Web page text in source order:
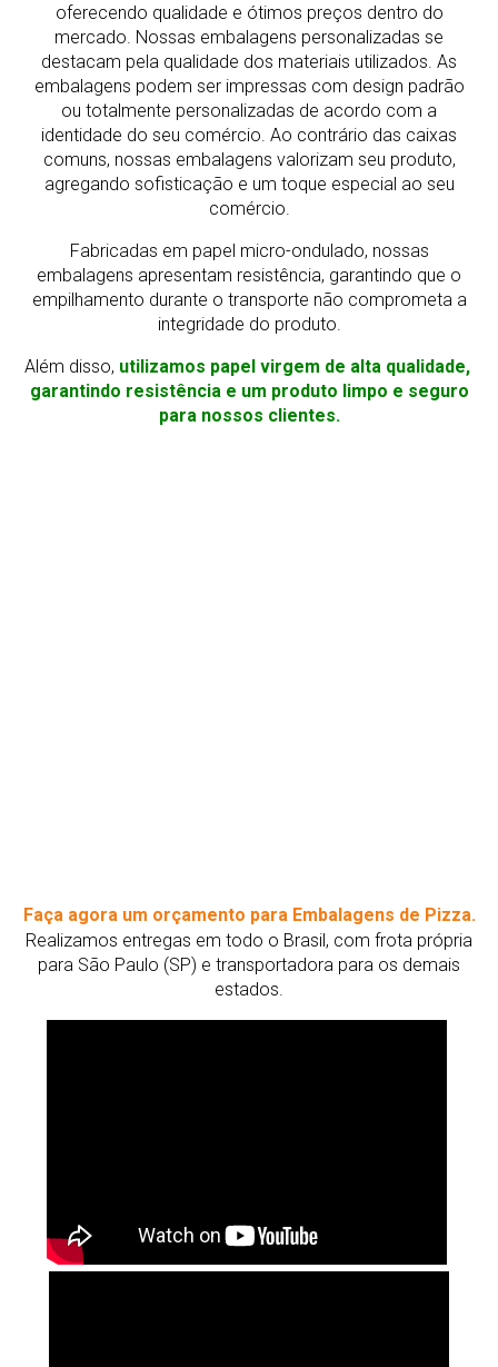
oferecendo qualidade e ótimos preços dentro do
mercado. Nossas embalagens personalizadas se
destacam pela qualidade dos materiais utilizados. As
embalagens podem ser impressas com design padrão
ou totalmente personalizadas de acordo com a
identidade do seu comércio. Ao contrário das caixas
comuns, nossas embalagens valorizam seu produto,
agregando sofisticação e um toque especial ao seu
comércio.
Fabricadas em papel micro-ondulado, nossas
embalagens apresentam resistência, garantindo que o
empilhamento durante o transporte não comprometa a
integridade do produto.
Além disso, utilizamos papel virgem de alta qualidade,
garantindo resistência e um produto limpo e seguro
para nossos clientes.
Faça agora um orçamento para Embalagens de Pizza.
Realizamos entregas em todo o Brasil, com frota própria
para São Paulo (SP) e transportadora para os demais
estados.